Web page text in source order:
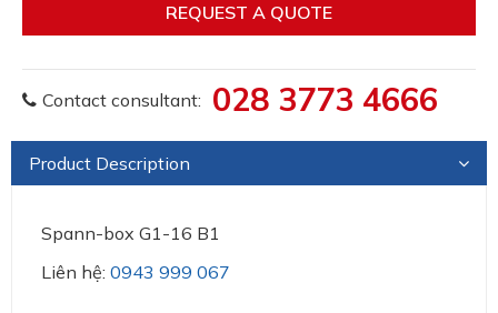
REQUEST A QUOTE
Contact consultant: 028 3773 4666
Product Description
Spann-box G1-16 B1
Liên hệ: 0943 999 067